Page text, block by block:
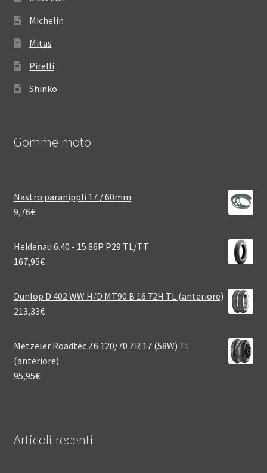
Michelin
Mitas
Pirelli
Shinko
Gomme moto
Nastro paranippli 17 / 60mm
9,76€
Heidenau 6.40 - 15 86P P29 TL/TT
167,95€
Dunlop D 402 WW H/D MT90 B 16 72H TL (anteriore)
213,33€
Metzeler Roadtec Z6 120/70 ZR 17 (58W) TL
(anteriore)
95,95€
Articoli recenti